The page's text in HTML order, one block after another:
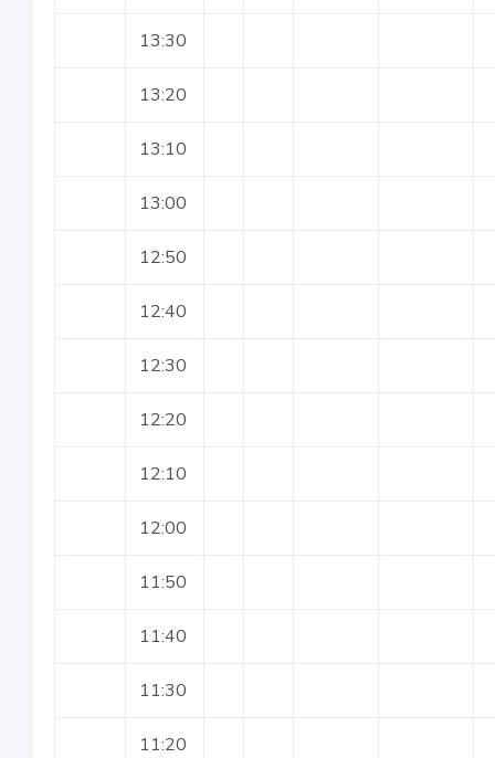
13:30
13:20
13:10
13:00
12:50
12:40
12:30
12:20
12:10
12:00
11:50
11:40
11:30
11:20